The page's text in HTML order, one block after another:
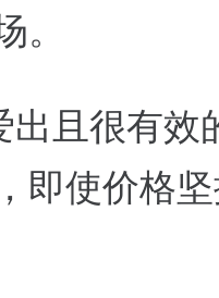
。
出且很有效
即使价格